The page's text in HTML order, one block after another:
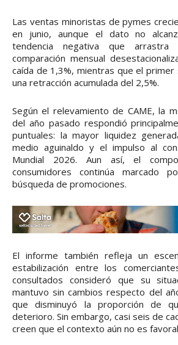
Las ventas minoristas de pymes
en junio, aunque el dato no
tendencia negativa que
comparación mensual
caída de 1,3%, mientras que el
una retracción acumulada del 2,5%.
Según el relevamiento de CAME, la
del año pasado respondió
puntuales: la mayor liquidez
medio aguinaldo y el impulso al
Mundial 2026. Aun así, el
consumidores continúa marcado
búsqueda de promociones.
El informe también refleja un
estabilización entre los
consultados consideró que su
mantuvo sin cambios respecto del
que disminuyó la proporción de
deterioro. Sin embargo, casi seis de
creen que el contexto aún no es